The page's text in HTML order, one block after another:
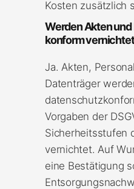
Kosten zusätzlich
Werden Akten und
konform
Ja. Akten,
Datenträger
Vorgaben der
Sicherheitsstufen
vernichtet. Auf
eine Bestätigung